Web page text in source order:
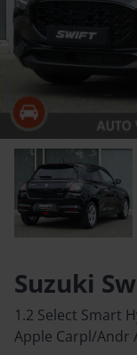
Suzuki
1.2 Select Smart
Apple Carpl/Andr